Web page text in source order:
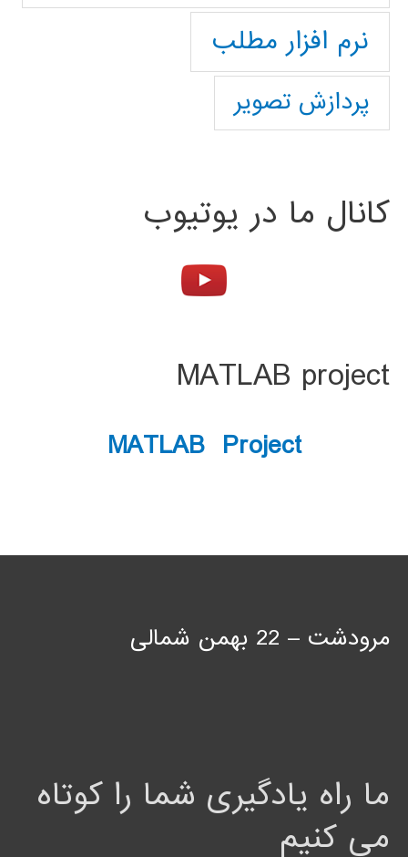
نرم افزار مطلب
پردازش تصویر
کانال ما در یوتیوب
MATLAB project
MATLAB Project
مرودشت – 22 بهمن شمالی
ما راه یادگیری شما را کوتاه
می کنیم